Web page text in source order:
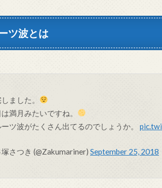
ツ波とは
ました。
満月みたいですね。
ツ波がたくさん出てるのでしょうか。
さつき (@Zakumariner) September 25, 2018